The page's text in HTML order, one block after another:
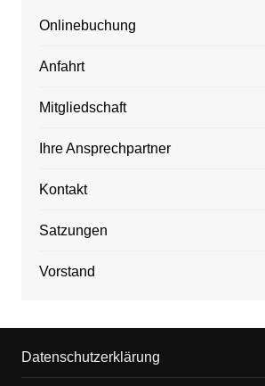
Onlinebuchung
Anfahrt
Mitgliedschaft
Ihre Ansprechpartner
Kontakt
Satzungen
Vorstand
Datenschutzerklärung